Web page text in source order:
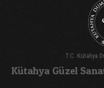
T.C. Kütahya
Kütahya Güzel